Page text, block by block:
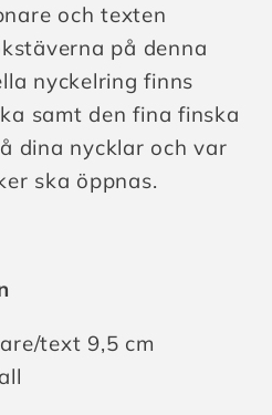
och texten
på denna
nyckelring finns
samt den fina finska
dina nycklar och var
ska öppnas.
text 9,5 cm